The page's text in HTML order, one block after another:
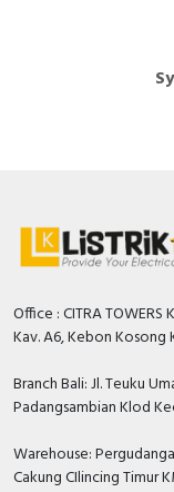
Perangkat
Produk
berdaya
seperti CFC
Office : CITRA TOWERS
Kav. A6, Kebon Kosong
Branch Bali: Jl. Teuku
Padangsambian Klod
Warehouse:
Cakung CIlincing Timur